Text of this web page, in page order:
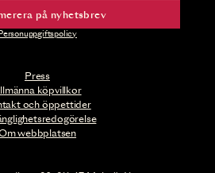
Press
köpvillkor
och öppettider
webbplatsen
på nyhetsbrev
Personuppgiftspolicy